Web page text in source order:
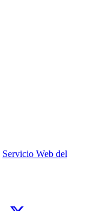
Servicio Web del